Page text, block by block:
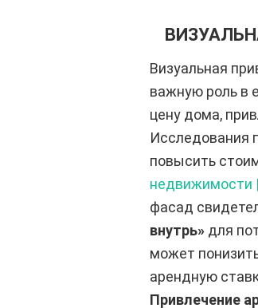
Визуальная
важную роль в
цену дома,
Исследования
повысить
недвижимости
фасад
внутрь»для
может
арендную
Привлечение